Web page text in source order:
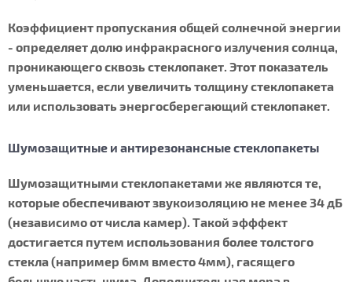
Коэффициент пропускания общей солнечной энергии
- определяет долю инфракрасного излучения солнца,
проникающего сквозь стеклопакет. Этот показатель
уменьшается, если увеличить толщину стеклопакета
или использовать энергосберегающий стеклопакет.
Шумозащитные и антирезонансные стеклопакеты
Шумозащитными стеклопакетами же являются те,
которые обеспечивают звукоизоляцию не менее 34 дБ
(независимо от числа камер). Такой эфффект
достигается путем использования более толстого
стекла (например 6мм вместо 4мм), гасящего